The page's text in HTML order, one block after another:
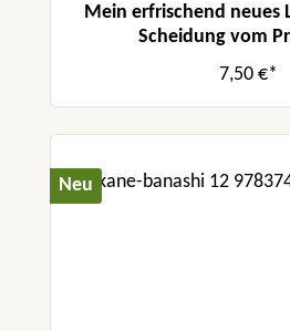
Mein erfrischend neues
Scheidung vom
7,50 €*
Neu